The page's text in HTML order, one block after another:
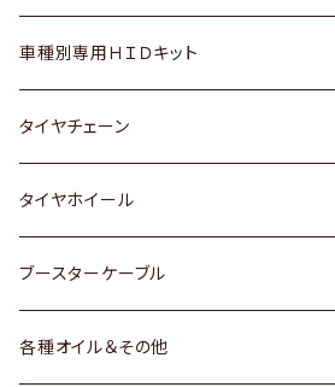
マツダ
三菱
スバル
レクサス
ダイハツ
マツダ
三菱
スバル
日産
いすゞ
ダイハツ
マツダ
三菱
スズキ
日産
ダイハツ
スバル
ホンダ
スズキ
日産
ダイハツ
マツダ
ホンダ
スズキ
日産
ダイハツ
マツダ
車種別専用ＨＩＤキット
トヨタ
マツダ
タイヤチェーン
タイヤホイール
トヨタ
ホンダ
ブースターケーブル
各種オイル＆その他